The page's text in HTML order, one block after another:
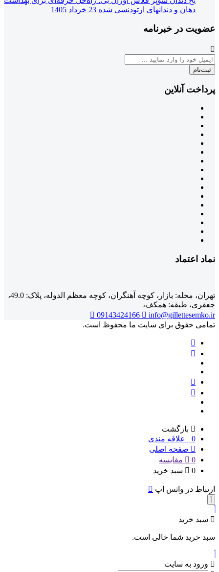
دهان و دندانهای ارتودنسی شده 23 خرداد 1405
عضویت در خبرنامه
ثبت‌نام
پرداخت آنلاین
نماد اعتماد
تهران، محله: بازار، کوچه آهنگران، کوچه معظم الدوله، پلاک: 49.0،
جعفری، طبقه: همکف،
09143424166
info@gillettesemko.ir
تمامی حقوق برای سایت ما محفوظ است.
بازگشت
0
علاقه مندی
صفحه اصلی
0
مقایسه
0
سبد خرید
ارتباط در واتس اپ
سبد خرید
سبد خرید شما خالی است.
ورود به سایت